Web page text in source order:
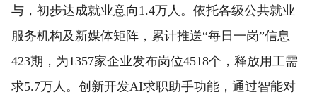
与，初步达成就业意向1.4万人。依托各级公共就业
服务机构及新媒体矩阵，累计推送“每日一岗”信息
423期，为1357家企业发布岗位4518个，释放用工需
求5.7万人。创新开发AI求职助手功能，通过智能对